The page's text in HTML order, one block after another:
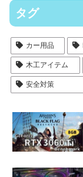
タグ
カー用品
木工アイテム
安全対策